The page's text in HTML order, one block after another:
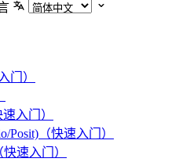
门）
入门）
Posit)（快速入门）
速入门）